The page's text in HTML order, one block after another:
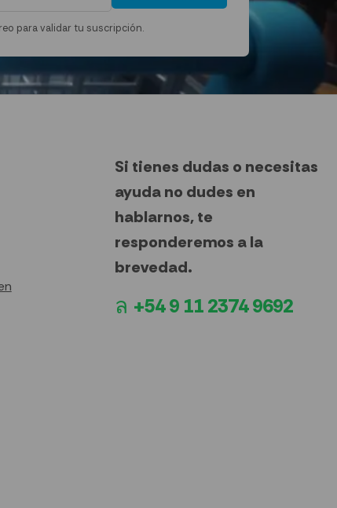
para validar tu suscripción.
Si tienes dudas o necesitas
ayuda no dudes en
hablarnos, te
responderemos a la
brevedad.
+54 9 11 2374 9692